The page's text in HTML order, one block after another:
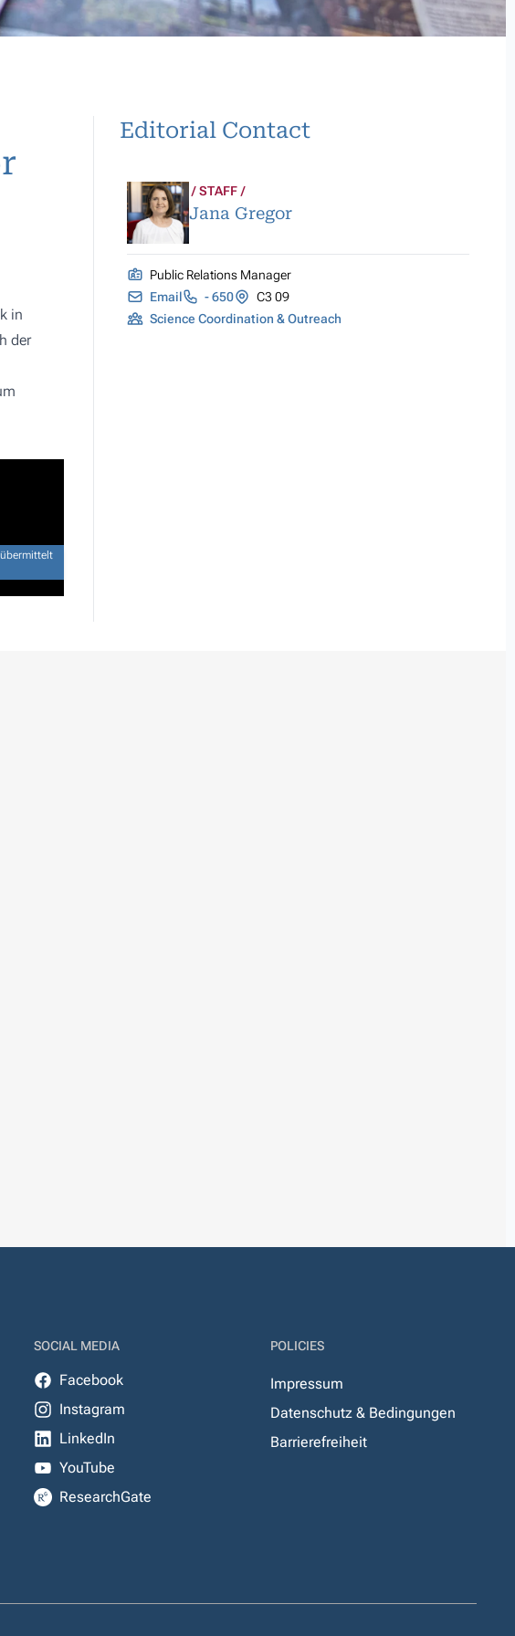
in
der
Editorial Contact
STAFF
Jana Gregor
Public Relations Manager
Email
- 650
C3 09
Science Coordination & Outreach
SOCIAL MEDIA
Facebook
Instagram
LinkedIn
YouTube
ResearchGate
POLICIES
Impressum
Datenschutz & Bedingungen
Barrierefreiheit